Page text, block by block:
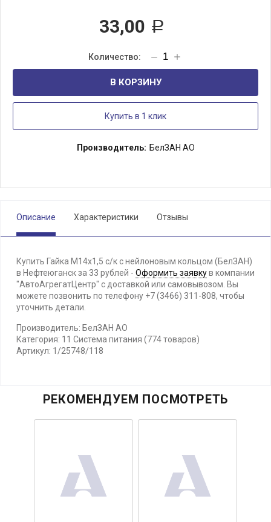
33,00 Р
В КОРЗИНУ
Купить в 1 клик
Производитель: БелЗАН АО
Описание Характеристики Отзывы
Купить Гайка М14х1,5 с/к с нейлоновым кольцом (БелЗАН)
в Нефтеюганск за 33 рублей - Оформить заявкув компании
"АвтоАгрегатЦентр" с доставкой или самовывозом. Вы
можете позвонить по телефону +7 (3466) 311-808, чтобы
уточнить детали.
Производитель: БелЗАН АО
Категория: 11 Система питания (774 товаров)
Артикул: 1/25748/118
РЕКОМЕНДУЕМ ПОСМОТРЕТЬ